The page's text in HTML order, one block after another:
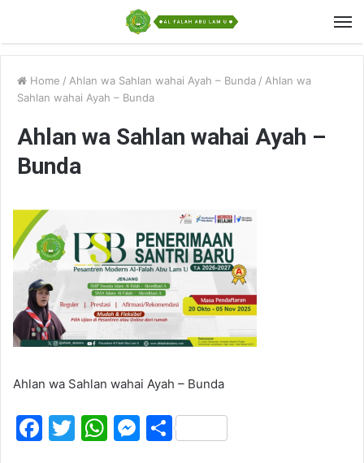
Home / Ahlan wa Sahlan wahai Ayah – Bunda / Ahlan wa
Sahlan wahai Ayah – Bunda
Ahlan wa Sahlan wahai Ayah –
Bunda
Ahlan wa Sahlan wahai Ayah – Bunda
F
T
W M S